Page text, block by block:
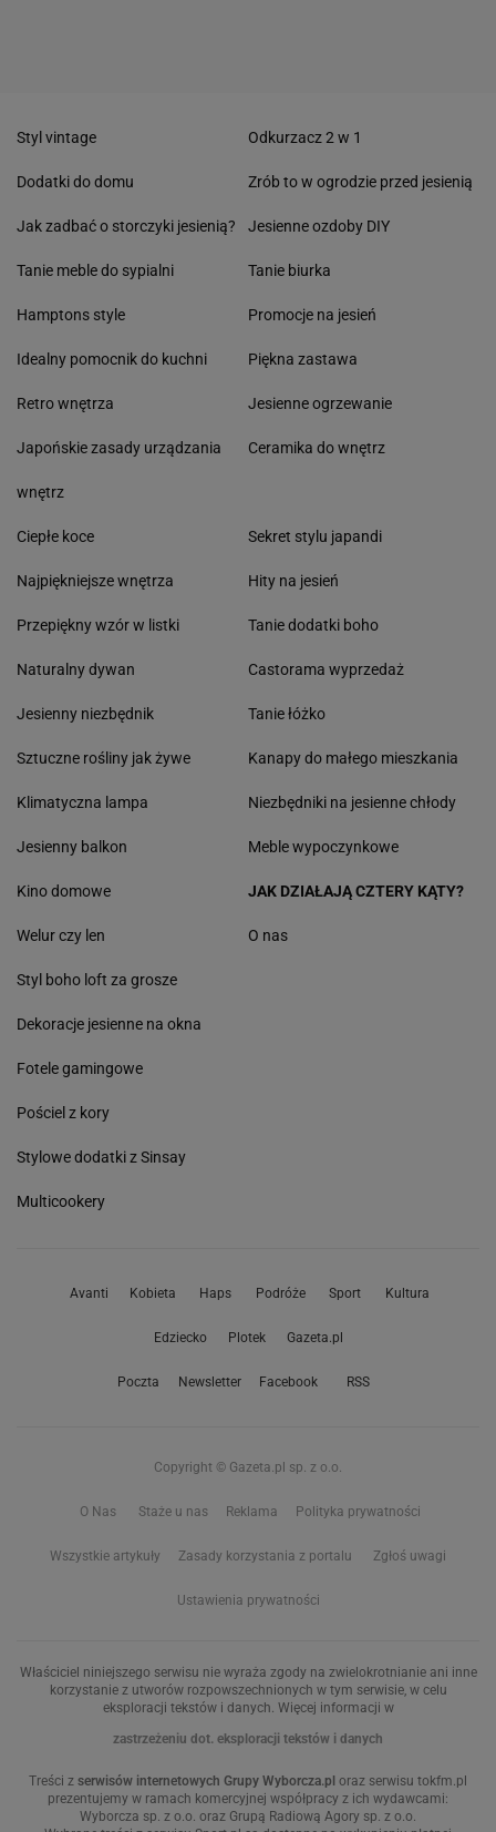
Styl vintage
Dodatki do domu
Jak zadbać o storczyki jesienią?
Tanie meble do sypialni
Hamptons style
Idealny pomocnik do kuchni
Retro wnętrza
Japońskie zasady urządzania
wnętrz
Odkurzacz 2 w 1
Zrób to w ogrodzie przed jesienią
Jesienne ozdoby DIY
Tanie biurka
Promocje na jesień
Piękna zastawa
Jesienne ogrzewanie
Ceramika do wnętrz
Ciepłe koce
Najpiękniejsze wnętrza
Przepiękny wzór w listki
Naturalny dywan
Jesienny niezbędnik
Sztuczne rośliny jak żywe
Klimatyczna lampa
Jesienny balkon
Sekret stylu japandi
Hity na jesień
Tanie dodatki boho
Castorama wyprzedaż
Tanie łóżko
Kanapy do małego mieszkania
Niezbędniki na jesienne chłody
Meble wypoczynkowe
Kino domowe
Welur czy len
Styl boho loft za grosze
Dekoracje jesienne na okna
Fotele gamingowe
Pościel z kory
Stylowe dodatki z Sinsay
Multicookery
JAK DZIAŁAJĄ CZTERY KĄTY?
O nas
Avanti Kobieta Haps Podróże Sport Kultura
Edziecko Plotek Gazeta.pl
Poczta Newsletter Facebook RSS
Copyright © Gazeta.pl sp. z o.o.
O Nas Staże u nas Reklama Polityka prywatności
Wszystkie artykuły Zasady korzystania z portalu Zgłoś uwagi
Ustawienia prywatności
Właściciel niniejszego serwisu nie wyraża zgody na zwielokrotnianie ani inne
korzystanie z utworów rozpowszechnionych w tym serwisie, w celu
eksploracji tekstów i danych. Więcej informacji w
zastrzeżeniu dot. eksploracji tekstów i danych
Treści z serwisów internetowych Grupy Wyborcza.pl oraz serwisu tokfm.pl
prezentujemy w ramach komercyjnej współpracy z ich wydawcami:
Wyborcza sp. z o.o. oraz Grupą Radiową Agory sp. z o.o.